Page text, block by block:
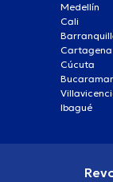
Medellín
Cali
Cartagena
Cúcuta
Ibagué